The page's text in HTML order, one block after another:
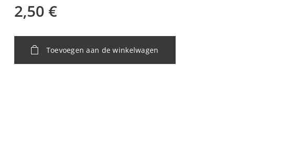
2,50 €
Toevoegen aan de winkelwagen